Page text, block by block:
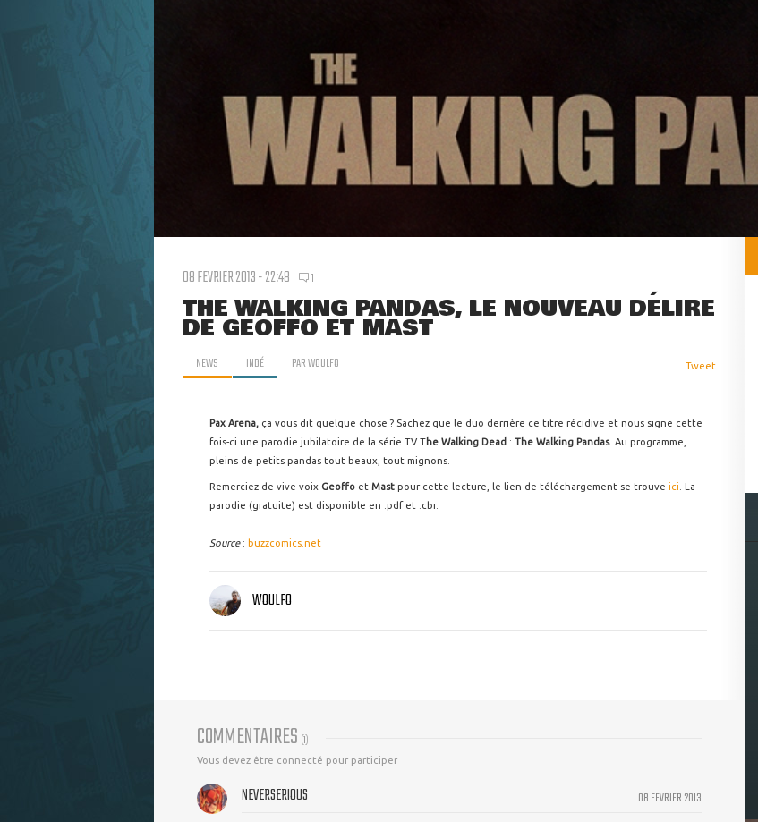
08 FEVRIER 2013 - 22:48 1
THE WALKING PANDAS, LE NOUVEAU DÉLIRE
DE GEOFFO ET MAST
NEWS INDÉ PARWOULFO Tweet
Pax Arena, ça vous dit quelque chose ? Sachez que le duo derrière ce titre récidive et nous signe cette
fois-ci une parodie jubilatoire de la série TV The Walking Dead : The Walking Pandas. Au programme,
pleins de petits pandas tout beaux, tout mignons.
Remerciez de vive voix Geoffo et Mast pour cette lecture, le lien de téléchargement se trouve ici . La
parodie (gratuite) est disponible en .pdf et .cbr.
Source: buzzcomics.net
WOULFO
COMMENTAIRES (1)
Vous devez être connecté pour participer
08 FEVRIER 2013
NEVERSERIOUS